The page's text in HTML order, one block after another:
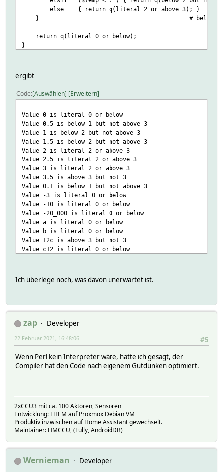
else { return q(literal 2 or
}
# below 0
return q(literal 0 or below);
}
for my $test_value (@values) {
say "Value $test_value is " . to_test($test_value);
}
ergibt
Code Auswählen Erweitern
Value 0 is literal 0 or below
Value 0.5 is below 1 but not above 3
Value 1 is below 2 but not above 3
Value 1.5 is below 2 but not above 3
Value 2 is literal 2 or above 3
Value 2.5 is literal 2 or above 3
Value 3 is literal 2 or above 3
Value 3.5 is above 3 but not 3
Value 0.1 is below 1 but not above 3
Value -3 is literal 0 or below
Value -10 is literal 0 or below
Value -20_000 is literal 0 or below
Value a is literal 0 or below
Value b is literal 0 or below
Value 12c is above 3 but not 3
Value c12 is literal 0 or below
Ich überlege noch, was davon unerwartet ist.
zap
Developer
#5
22 Februar 2021, 16:48:06
Wenn Perl kein Interpreter wäre, hätte ich gesagt, der
Compiler hat den Code nach eigenem Gutdünken optimiert.
2xCCU3 mit ca. 100 Aktoren, Sensoren
Entwicklung: FHEM auf Proxmox Debian VM
Produktiv inzwischen auf Home Assistant gewechselt.
Maintainer: HMCCU, (Fully, AndroidDB)
Wernieman Developer